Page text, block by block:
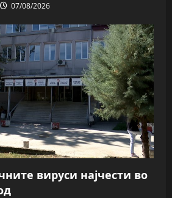
07/08/2026
вируси најчести во